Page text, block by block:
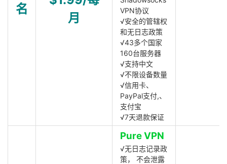
名
月
VPN协议
√安全的管辖权
和无日志政策
√43多个国家
160台服务器
√支持中文
√不限设备数量
√信用卡、
PayPal支付,、
支付宝
√7天退款保证
Pure VPN
√无日志记录政
策， 不会泄露